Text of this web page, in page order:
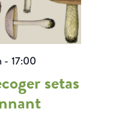
setas
- 17:00